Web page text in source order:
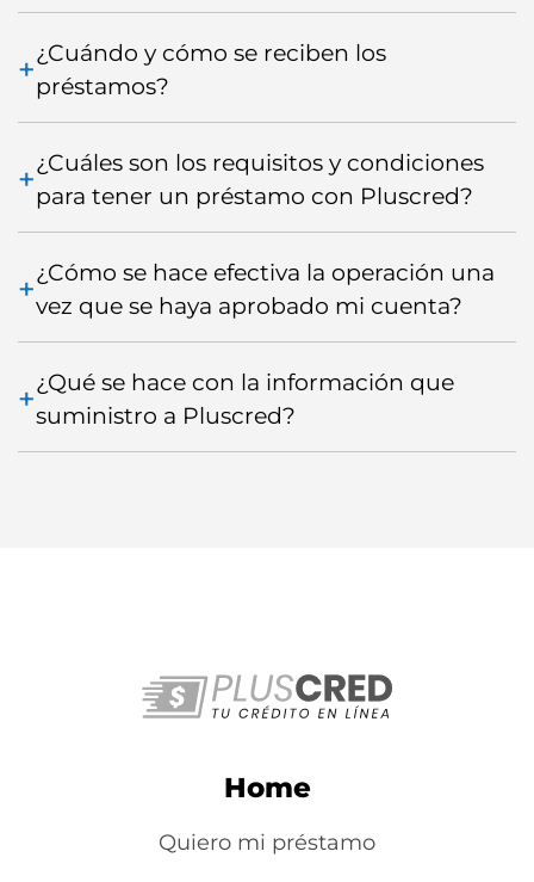
¿Cuándo y cómo se reciben los
préstamos?
¿Cuáles son los requisitos y condiciones
para tener un préstamo con Pluscred?
¿Cómo se hace efectiva la operación una
vez que se haya aprobado mi cuenta?
¿Qué se hace con la información que
suministro a Pluscred?
Home
Quiero mi préstamo